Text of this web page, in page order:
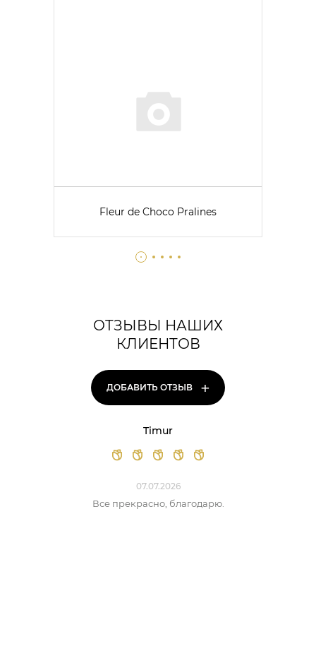
Fleur de Choco Pralines
ОТЗЫВЫ НАШИХ
КЛИЕНТОВ
ДОБАВИТЬ ОТЗЫВ +
Timur
07.07.2026
Все прекрасно, благодарю.